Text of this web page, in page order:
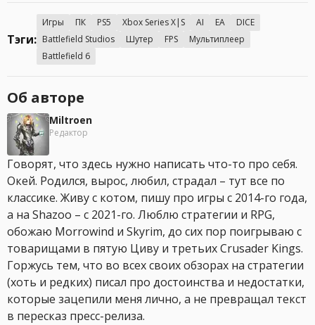
Тэги:
Игры ПК PS5 Xbox Series X|S AI EA
DICE
Battlefield Studios
Шутер FPS
Мультиплеер
Battlefield 6
Об авторе
Miltroen
Редактор
Говорят, что здесь нужно написать что-то про себя.
Окей. Родился, вырос, любил, страдал – тут все по
классике. Живу с котом, пишу про игры с 2014-го года,
а на Shazoo – с 2021-го. Люблю стратегии и RPG,
обожаю Morrowind и Skyrim, до сих пор поигрываю с
товарищами в пятую Циву и третьих Crusader Kings.
Горжусь тем, что во всех своих обзорах на стратегии
(хоть и редких) писал про достоинства и недостатки,
которые зацепили меня лично, а не превращал текст
в пересказ пресс-релиза.